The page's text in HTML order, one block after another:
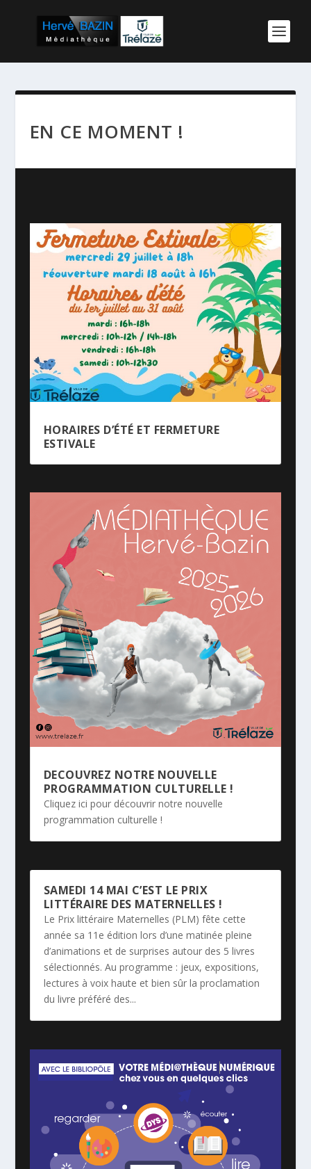
EN CE MOMENT !
HORAIRES D’ÉTÉ ET FERMETURE
ESTIVALE
DECOUVREZ NOTRE NOUVELLE
PROGRAMMATION CULTURELLE !
Cliquez ici pour découvrir notre nouvelle
programmation culturelle !
SAMEDI 14 MAI C’EST LE PRIX
LITTÉRAIRE DES MATERNELLES !
Le Prix littéraire Maternelles (PLM) fête cette
année sa 11e édition lors d’une matinée pleine
d’animations et de surprises autour des 5 livres
sélectionnés. Au programme : jeux, expositions,
lectures à voix haute et bien sûr la proclamation
du livre préféré des...